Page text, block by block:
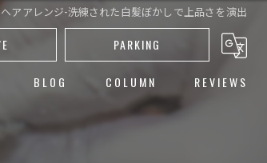
アアレンジ-洗練された白髪ぼかしで上品さを演出
PARKING
BLOG COLUMN REVIEWS